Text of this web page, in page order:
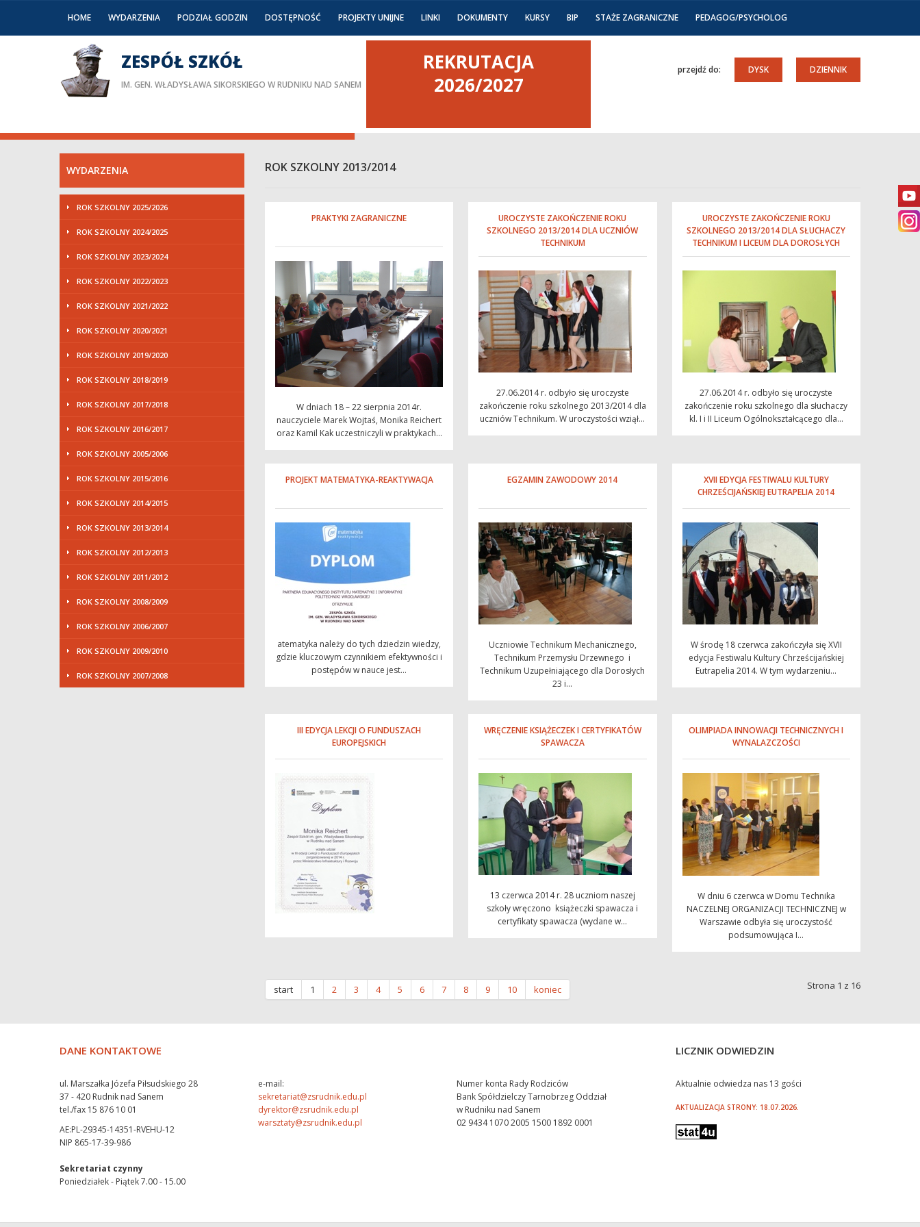
HOME WYDARZENIA PODZIAŁ GODZIN DOSTĘPNOŚĆ PROJEKTY UNIJNE LINKI DOKUMENTY KURSY BIP STAŻE ZAGRANICZNE PEDAGOG/PSYCHOLOG
ZESPÓŁ SZKÓŁ
IM. GEN. WŁADYSŁAWA SIKORSKIEGO W RUDNIKU NAD SANEM
REKRUTACJA
2026/2027
przejdź do: DYSK DZIENNIK
WYDARZENIA
ROK SZKOLNY 2025/2026
ROK SZKOLNY 2024/2025
ROK SZKOLNY 2023/2024
ROK SZKOLNY 2022/2023
ROK SZKOLNY 2021/2022
ROK SZKOLNY 2020/2021
ROK SZKOLNY 2019/2020
ROK SZKOLNY 2018/2019
ROK SZKOLNY 2017/2018
ROK SZKOLNY 2016/2017
ROK SZKOLNY 2005/2006
ROK SZKOLNY 2015/2016
ROK SZKOLNY 2014/2015
ROK SZKOLNY 2013/2014
ROK SZKOLNY 2012/2013
ROK SZKOLNY 2011/2012
ROK SZKOLNY 2008/2009
ROK SZKOLNY 2006/2007
ROK SZKOLNY 2009/2010
ROK SZKOLNY 2007/2008
ROK SZKOLNY 2013/2014
PRAKTYKI ZAGRANICZNE
W dniach 18 – 22 sierpnia 2014r.
nauczyciele Marek Wojtaś, Monika Reichert
oraz Kamil Kak uczestniczyli w praktykach...
UROCZYSTE ZAKOŃCZENIE ROKU
SZKOLNEGO 2013/2014 DLA UCZNIÓW
TECHNIKUM
27.06.2014 r. odbyło się uroczyste
zakończenie roku szkolnego 2013/2014 dla
uczniów Technikum. W uroczystości wziął...
UROCZYSTE ZAKOŃCZENIE ROKU
SZKOLNEGO 2013/2014 DLA SŁUCHACZY
TECHNIKUM I LICEUM DLA DOROSŁYCH
27.06.2014 r. odbyło się uroczyste
zakończenie roku szkolnego dla słuchaczy
kl. I i II Liceum Ogólnokształcącego dla...
PROJEKT MATEMATYKA-REAKTYWACJA
atematyka należy do tych dziedzin wiedzy,
gdzie kluczowym czynnikiem efektywności i
postępów w nauce jest...
EGZAMIN ZAWODOWY 2014
Uczniowie Technikum Mechanicznego,
Technikum Przemysłu Drzewnego i
Technikum Uzupełniającego dla Dorosłych
23 i...
XVII EDYCJA FESTIWALU KULTURY
CHRZEŚCIJAŃSKIEJ EUTRAPELIA 2014
W środę 18 czerwca zakończyła się XVII
edycja Festiwalu Kultury Chrześcijańskiej
Eutrapelia 2014. W tym wydarzeniu...
III EDYCJA LEKCJI O FUNDUSZACH
EUROPEJSKICH
WRĘCZENIE KSIĄŻECZEK I CERTYFIKATÓW
SPAWACZA
13 czerwca 2014 r. 28 uczniom naszej
szkoły wręczono książeczki spawacza i
certyfikaty spawacza (wydane w...
OLIMPIADA INNOWACJI TECHNICZNYCH I
WYNALAZCZOŚCI
W dniu 6 czerwca w Domu Technika
NACZELNEJ ORGANIZACJI TECHNICZNEJ w
Warszawie odbyła się uroczystość
podsumowująca I...
Strona 1 z 16
start 1 2 3 4 5 6 7 8 9 10 koniec
DANE KONTAKTOWE
ul. Marszałka Józefa Piłsudskiego 28
37 - 420 Rudnik nad Sanem
tel./fax 15 876 10 01
AE:PL-29345-14351-RVEHU-12
NIP 865-17-39-986
Sekretariat czynny
Poniedziałek - Piątek 7.00 - 15.00
e-mail:
sekretariat@zsrudnik.edu.pl
dyrektor@zsrudnik.edu.pl
warsztaty@zsrudnik.edu.pl
Numer konta Rady Rodziców
Bank Spółdzielczy Tarnobrzeg Oddział
w Rudniku nad Sanem
02 9434 1070 2005 1500 1892 0001
LICZNIK ODWIEDZIN
Aktualnie odwiedza nas 13 gości
AKTUALIZACJA STRONY: 18.07.2026.